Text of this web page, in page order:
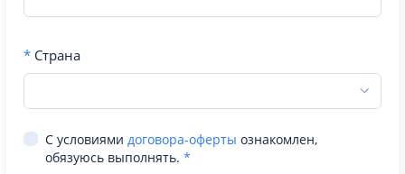
* Страна
С условиями договора-оферты ознакомлен,
обязуюсь выполнять. *